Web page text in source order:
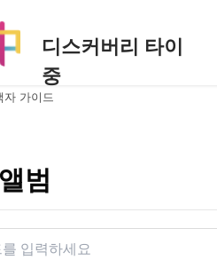
디스커버리 타이
중
자 가이드
범